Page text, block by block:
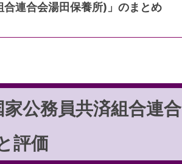
合連合会湯田保養所)」のまとめ
公務員共済組合連合
評価